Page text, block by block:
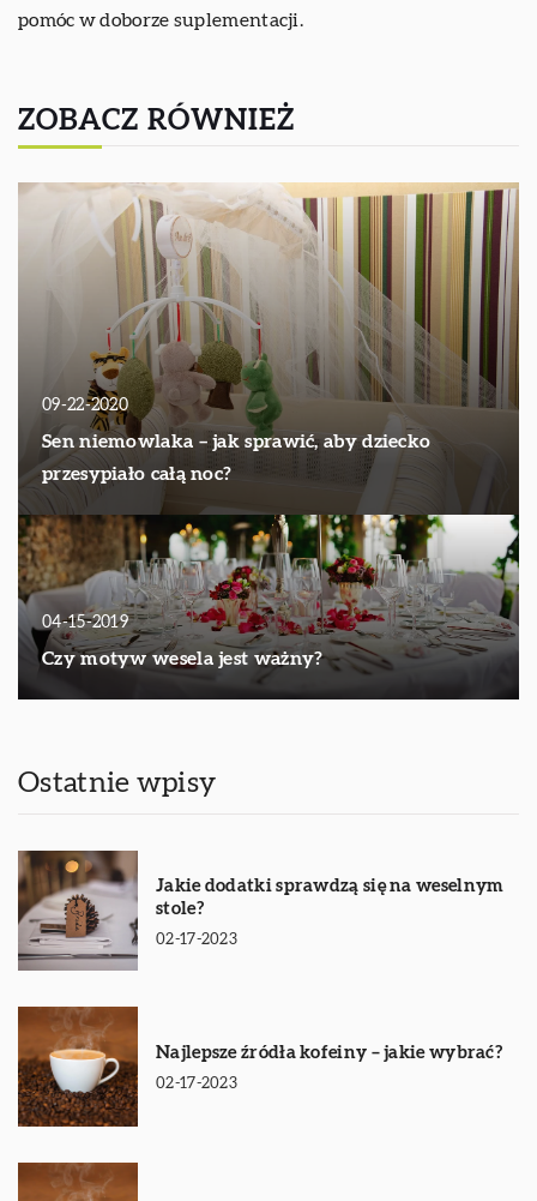
pomóc w doborze suplementacji.
ZOBACZ RÓWNIEŻ
09-22-2020
Sen niemowlaka – jak sprawić, aby dziecko
przesypiało całą noc?
04-15-2019
Czy motyw wesela jest ważny?
Ostatnie wpisy
Jakie dodatki sprawdzą się na weselnym
stole?
02-17-2023
Najlepsze źródła kofeiny – jakie wybrać?
02-17-2023